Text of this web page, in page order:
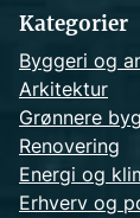
Kategorier
Byggeri og
Arkitektur
Grønnere
Renovering
Energi og
Erhverv og